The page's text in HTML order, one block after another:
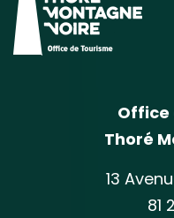
Office
Thoré
13
81